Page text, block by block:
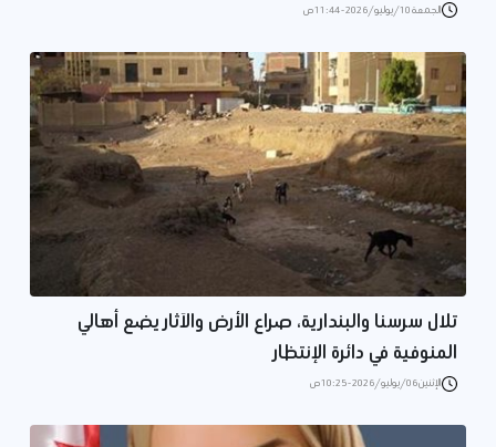
الجمعة 10/يوليو/2026 - 11:44 ص
تلال سرسنا والبندارية، صراع الأرض والآثار يضع أهالي
المنوفية في دائرة الإنتظار
الإثنين 06/يوليو/2026 - 10:25 ص